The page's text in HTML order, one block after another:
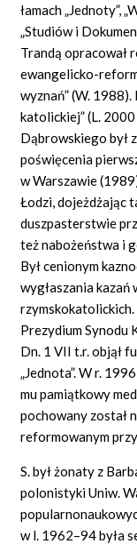
łamach „Jednoty”,
„Studiów i
Trandą opracował
ewangelicko-
wyznań” (W. 1988).
katolickiej” (L.
Dąbrowskiego był
poświęcenia
w Warszawie
Łodzi, dojeżdżając
duszpasterstwie
też nabożeństwa i
Był cenionym
wygłaszania kazań
Prezydium Synodu
Dn. 1 VII t.r. objął
„Jednota”. W r.
mu pamiątkowy
pochowany został
reformowanym
S. był żonaty z
polonistyki Uniw.
w l. 1962–94 była